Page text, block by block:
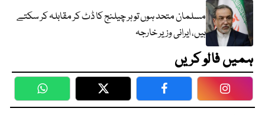
مسلمان متحد ہوں تو ہر چیلنج کا ڈٹ کر مقابلہ کر سکتے
ہیں، ایرانی وزیر خارجہ
ہمیں فالو کریں
WhatsApp Twitter Facebook